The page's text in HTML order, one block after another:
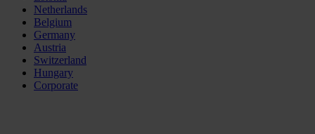
Netherlands
Belgium
Germany
Austria
Switzerland
Hungary
Corporate